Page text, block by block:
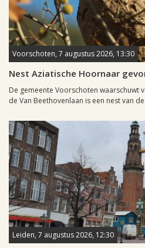
Voorschoten, 7 augustus 2026, 13:30
Nest Aziatische Hoornaar
De gemeente Voorschoten waarschuwt
de Van Beethovenlaan is een nest van
Leiden, 7 augustus 2026, 12:30